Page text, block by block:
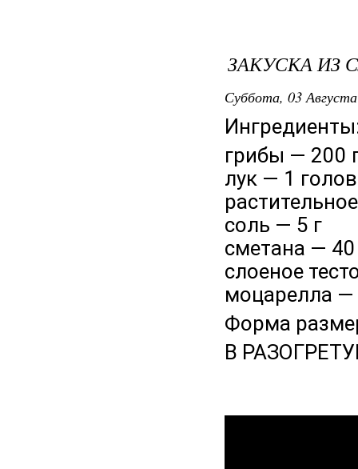
ЗАКУСКА ИЗ
Суббота, 03
грибы — 200
лук — 1
соль — 5 г
сметана — 40
слоеное
моцарелла —
Форма
В